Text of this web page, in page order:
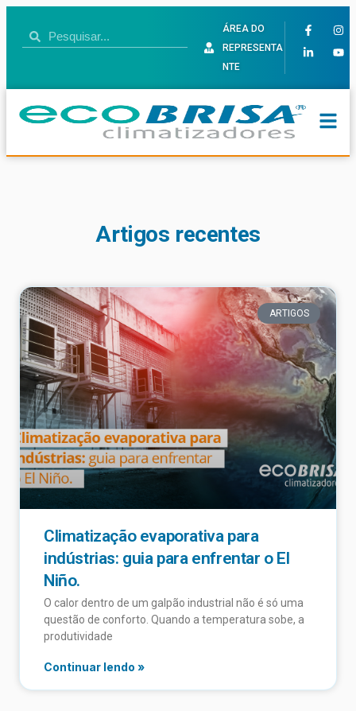
ÁREA DO
REPRESENTA
NTE
Artigos recentes
ARTIGOS
Climatização evaporativa para
indústrias: guia para enfrentar o El
Niño.
O calor dentro de um galpão industrial não é só uma
questão de conforto. Quando a temperatura sobe, a
produtividade
Continuar lendo »